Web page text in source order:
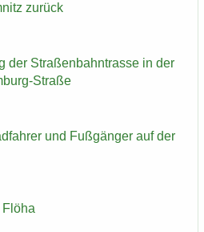
zu­rück
der Stra­ßen­bahn­tras­se in der
Straße
und Fuß­gän­ger auf der
Flöha